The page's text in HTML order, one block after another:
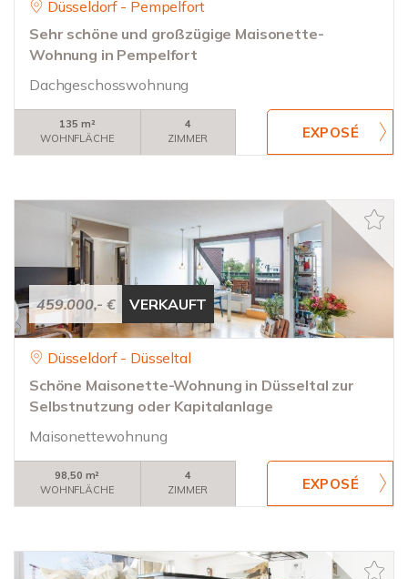
Düsseldorf - Pempelfort
Sehr schöne und großzügige Maisonette-
Wohnung in Pempelfort
Dachgeschosswohnung
135 m²
WOHNFLÄCHE
4
ZIMMER
459.000,- € VERKAUFT
Düsseldorf - Düsseltal
Schöne Maisonette-Wohnung in Düsseltal zur
Selbstnutzung oder Kapitalanlage
Maisonettewohnung
98,50 m²
WOHNFLÄCHE
4
ZIMMER